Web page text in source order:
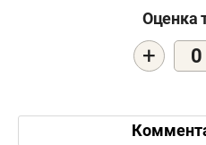
Оценка
+ 0